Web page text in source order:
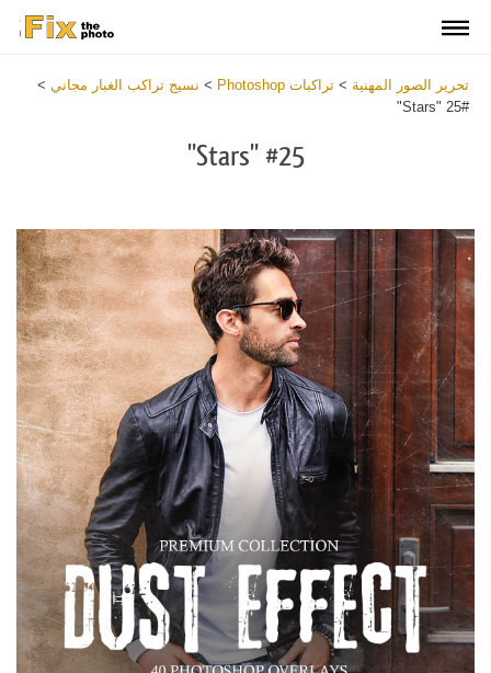
تحرير الصور المهنية > تراكبات Photoshop > نسيج تراكب الغبار مجاني >
#25 "Stars"
#25 "Stars"
رجاء اختر
Free Photoshop Overlay
Small 800*533px
Dust Effect
Download
Free
Overlay